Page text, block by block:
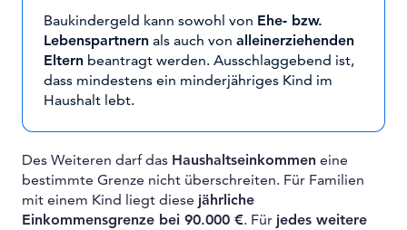
Baukindergeld kann sowohl von Ehe- bzw.
Lebenspartnern als auch von alleinerziehenden
Eltern beantragt werden. Ausschlaggebend ist,
dass mindestens ein minderjähriges Kind im
Haushalt lebt.
Des Weiteren darf das Haushaltseinkommen eine
bestimmte Grenze nicht überschreiten. Für Familien
mit einem Kind liegt diese jährliche
Einkommensgrenze bei 90.000 €. Für jedes weitere